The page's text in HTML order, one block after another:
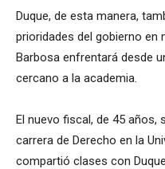
Duque, de esta manera,
prioridades del gobierno en
Barbosa enfrentará desde
cercano a la academia.
El nuevo fiscal, de 45 años,
carrera de Derecho en la
compartió clases con